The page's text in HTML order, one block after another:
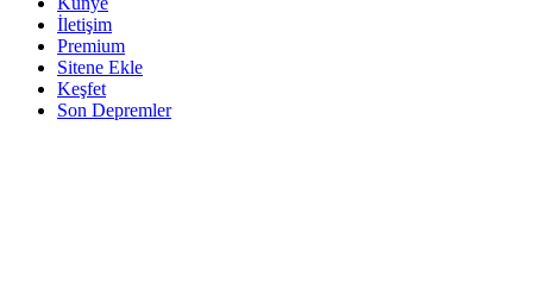
İletişim
Premium
Sitene Ekle
Keşfet
Son Depremler